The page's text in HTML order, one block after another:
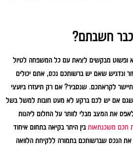
כבר חשבתם?
ופשוט מבקשים לצאת עם כל המשפחה לטיול
ונדגיש שאם יש ברשותכם נכס, אתם יכולים
לקראתכם. שנסביר? אם רק תיעזרו ביועצי
שגם אם יש לכם ברקע לא מעט חובות למשל בשל
את המצב מבלי לוותר על החלום ליהנות
חכם משכנתאות בין היתר בקיאה בתחום איחוד
את הנכס שברשותכם בתמורה ללקיחת הלוואה